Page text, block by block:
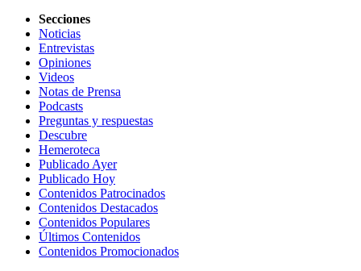
Secciones
Noticias
Entrevistas
Opiniones
Videos
Notas de Prensa
Podcasts
Preguntas y respuestas
Descubre
Hemeroteca
Publicado Ayer
Publicado Hoy
Contenidos Patrocinados
Contenidos Destacados
Contenidos Populares
Últimos Contenidos
Contenidos Promocionados